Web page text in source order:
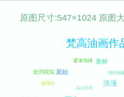
原图尺寸:547×1024 原图
梵高油画作